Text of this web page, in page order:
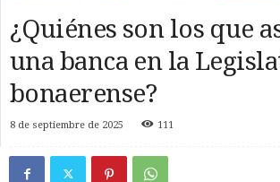
¿Quiénes son los que
una banca en la
bonaerense?
8 de septiembre de 2025 111